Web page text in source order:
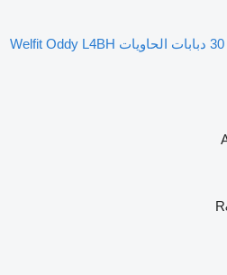
30 دبابات الحاويات Welfit Oddy L4BH